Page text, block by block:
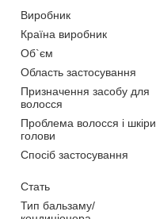
Виробник
Країна виробник
Об`єм
Область застосування
Призначення засобу для
волосся
Проблема волосся і шкіри
голови
Спосіб застосування
Стать
Тип бальзаму/